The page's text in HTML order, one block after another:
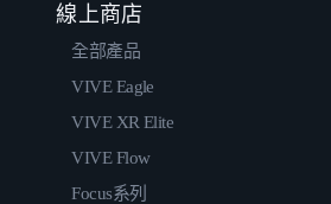
線上商店
全部產品
VIVE Eagle
VIVE XR Elite
VIVE Flow
Focus系列